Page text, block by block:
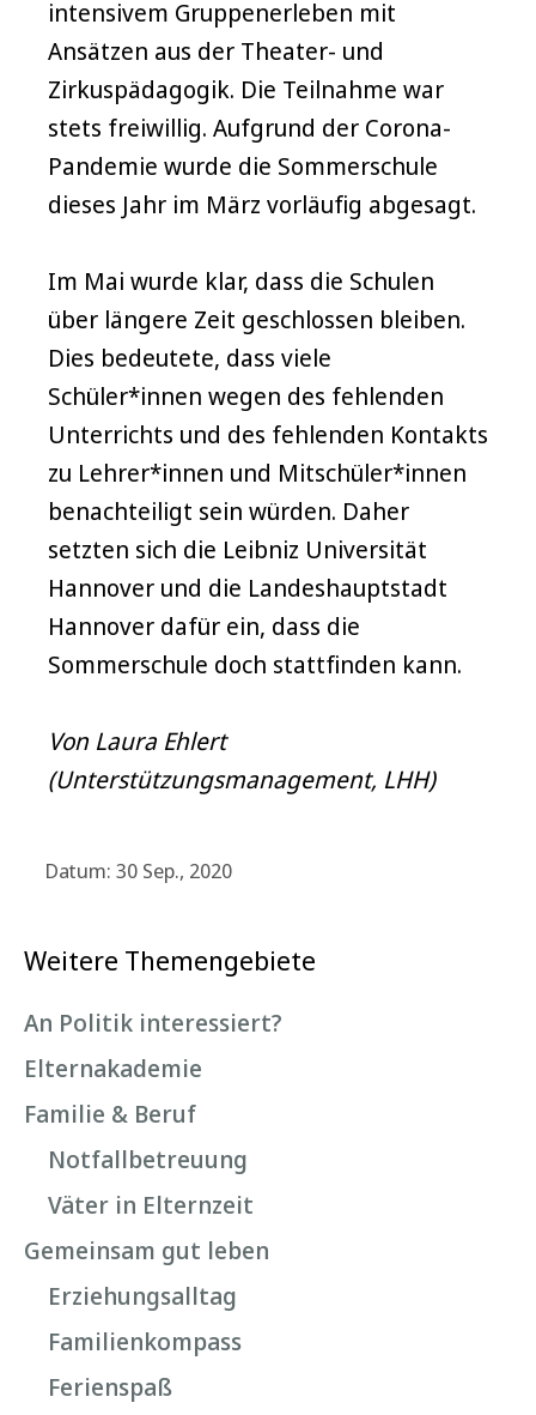
intensivem Gruppenerleben mit
Ansätzen aus der Theater- und
Zirkuspädagogik. Die Teilnahme war
stets freiwillig. Aufgrund der Corona-
Pandemie wurde die Sommerschule
dieses Jahr im März vorläufig abgesagt.
Im Mai wurde klar, dass die Schulen
über längere Zeit geschlossen bleiben.
Dies bedeutete, dass viele
Schüler*innen wegen des fehlenden
Unterrichts und des fehlenden Kontakts
zu Lehrer*innen und Mitschüler*innen
benachteiligt sein würden. Daher
setzten sich die Leibniz Universität
Hannover und die Landeshauptstadt
Hannover dafür ein, dass die
Sommerschule doch stattfinden kann.
Von Laura Ehlert
(Unterstützungsmanagement, LHH)
Datum: 30 Sep., 2020
Weitere Themengebiete
An Politik interessiert?
Elternakademie
Familie & Beruf
Notfallbetreuung
Väter in Elternzeit
Gemeinsam gut leben
Erziehungsalltag
Familienkompass
Ferienspaß